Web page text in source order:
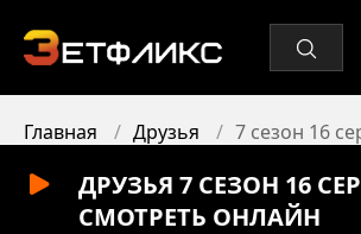
Главная Друзья 7 сезон 16
ДРУЗЬЯ 7 СЕЗОН 16
СМОТРЕТЬ ОНЛАЙН